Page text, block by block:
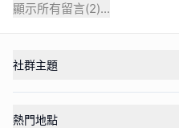
顯示所有留言(2)...
社群主題
熱門地點